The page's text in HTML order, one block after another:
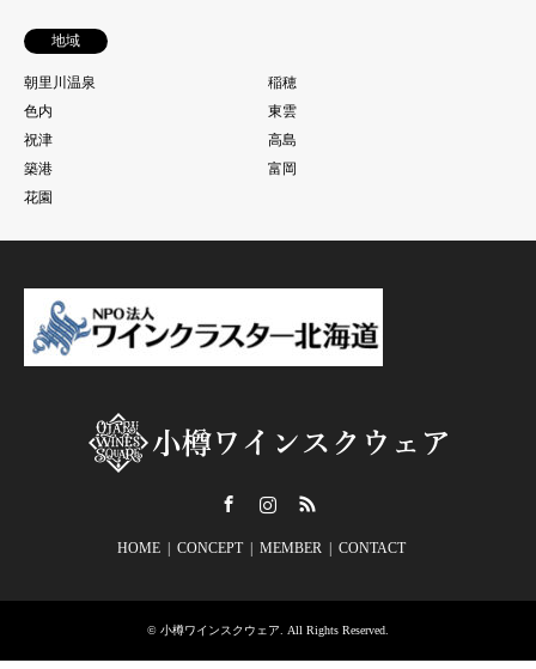
地域
朝里川温泉
稲穂
色内
東雲
祝津
高島
築港
富岡
花園
HOME CONCEPT MEMBER CONTACT
© 小樽ワインスクウェア. All Rights Reserved.